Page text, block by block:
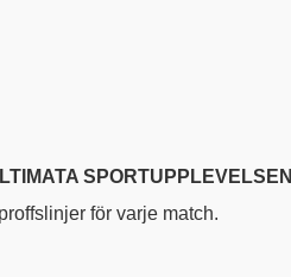
SPORTUPPLEVELSEN
för varje match.